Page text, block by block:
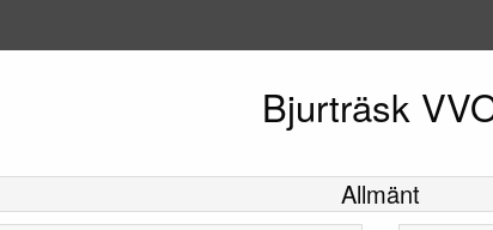
Bjurträsk
Allmänt